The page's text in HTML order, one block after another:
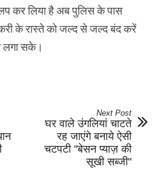
कर लिया है अब पुलिस के पास
के रास्ते को जल्द से जल्द बंद करें
लगा सके।
Next Post
घर वाले उंगलियां चाटते
रह जाएंगे बनाये ऐसी
चटपटी "बेसन प्याज़ की
सूखी सब्जी"